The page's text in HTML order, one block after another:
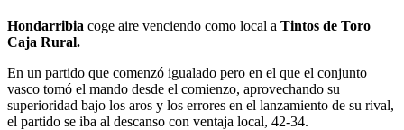
Hondarribia coge aire venciendo como local a Tintos de Toro
Caja Rural.
En un partido que comenzó igualado pero en el que el conjunto
vasco tomó el mando desde el comienzo, aprovechando su
superioridad bajo los aros y los errores en el lanzamiento de su rival,
el partido se iba al descanso con ventaja local, 42-34.